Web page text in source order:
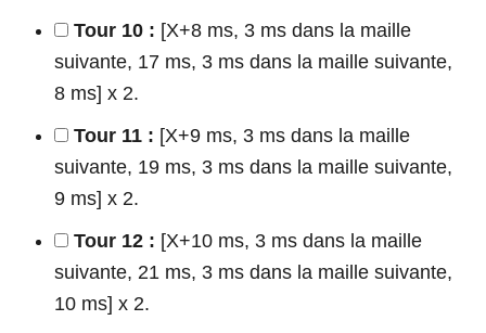
Tour 10 : [X+8 ms, 3 ms dans la maille
suivante, 17 ms, 3 ms dans la maille suivante,
8 ms] x 2.
Tour 11 : [X+9 ms, 3 ms dans la maille
suivante, 19 ms, 3 ms dans la maille suivante,
9 ms] x 2.
Tour 12 : [X+10 ms, 3 ms dans la maille
suivante, 21 ms, 3 ms dans la maille suivante,
10 ms] x 2.